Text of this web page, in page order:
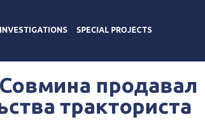
INVESTIGATIONS SPECIAL PROJECTS
продавал
тракториста